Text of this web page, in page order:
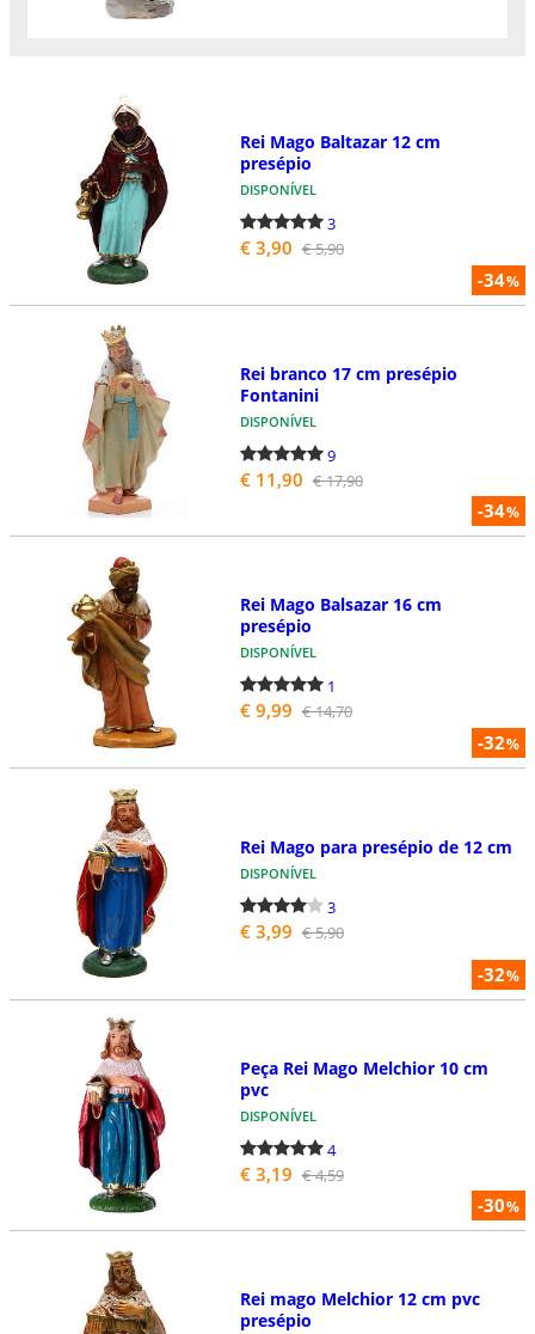
-34%
Rei Mago Baltazar 12 cm
presépio
DISPONÍVEL
3
€ 3,90 € 5,90
-34%
Rei branco 17 cm presépio
Fontanini
DISPONÍVEL
9
€ 11,90 € 17,90
-32%
Rei Mago Balsazar 16 cm
presépio
DISPONÍVEL
1
€ 9,99 € 14,70
-32%
Rei Mago para presépio de 12 cm
DISPONÍVEL
3
€ 3,99 € 5,90
-30%
Peça Rei Mago Melchior 10 cm
pvc
DISPONÍVEL
4
€ 3,19 € 4,59
Rei mago Melchior 12 cm pvc
presépio